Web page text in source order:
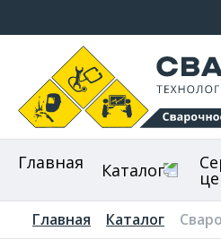
Главная Каталог
Главная Каталог